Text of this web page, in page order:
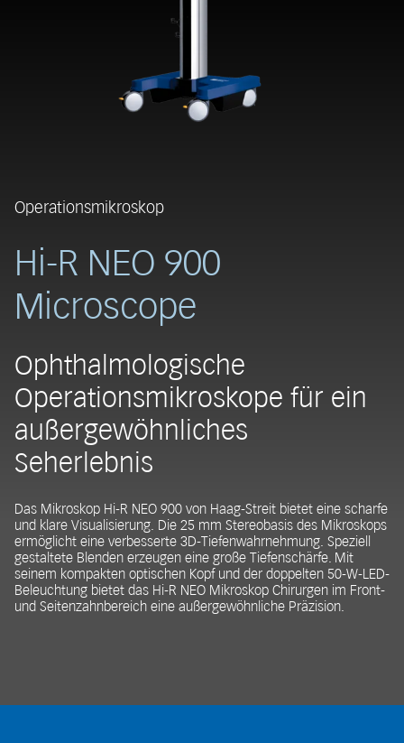
Operationsmikroskop
Hi-R NEO 900
Microscope
Ophthalmologische
Operationsmikroskope für ein
außergewöhnliches
Seherlebnis
Das Mikroskop Hi-R NEO 900 von Haag-Streit bietet eine scharfe
und klare Visualisierung. Die 25 mm Stereobasis des Mikroskops
ermöglicht eine verbesserte 3D-Tiefenwahrnehmung. Speziell
gestaltete Blenden erzeugen eine große Tiefenschärfe. Mit
seinem kompakten optischen Kopf und der doppelten 50-W-LED-
Beleuchtung bietet das Hi-R NEO Mikroskop Chirurgen im Front-
und Seitenzahnbereich eine außergewöhnliche Präzision.